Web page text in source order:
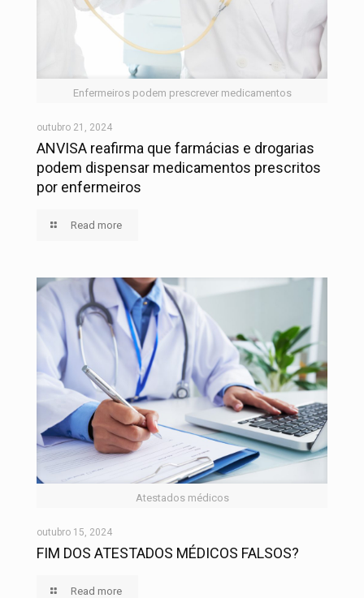
Enfermeiros podem prescrever medicamentos
outubro 21, 2024
ANVISA reafirma que farmácias e drogarias
podem dispensar medicamentos prescritos
por enfermeiros
Read more
Atestados médicos
outubro 15, 2024
FIM DOS ATESTADOS MÉDICOS FALSOS?
Read more